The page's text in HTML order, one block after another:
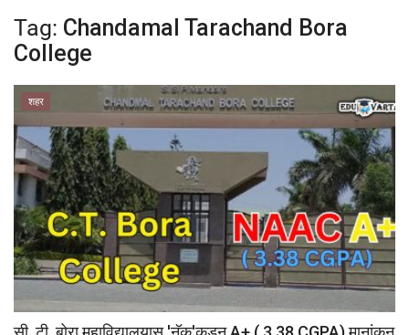
मनोरंजन
गॅलरी
Language
English Marathi
Tag: Chandamal Tarachand Bora
College
शहर